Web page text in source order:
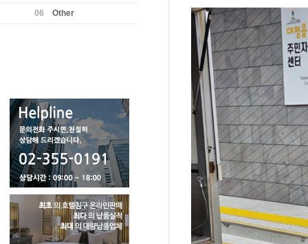
06 Other